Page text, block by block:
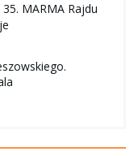
MARMA Rajdu